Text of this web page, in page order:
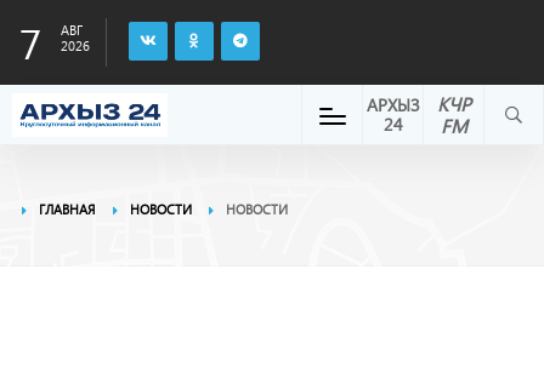
7
АВГ
2026
КЧР
FM
АРХЫЗ
24
ГЛАВНАЯ НОВОСТИ НОВОСТИ